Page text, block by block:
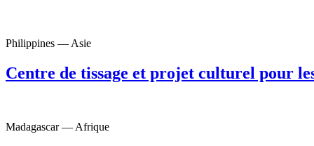
Philippines — Asie
Centre de tissage et projet culturel pour
Madagascar — Afrique